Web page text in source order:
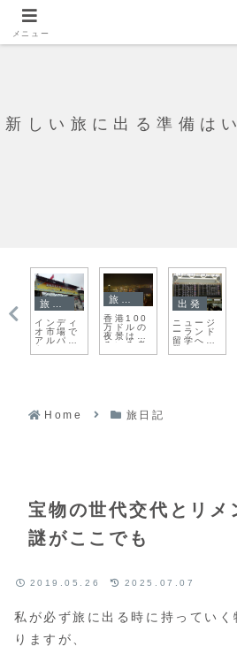
新しい旅に出る準備は
インディ
オ市場で
アルパカ
を
香港100
万ドルの
夜景はい
ろいろ考
え過ぎて
出発
ニュージ
ーランド
留学へ出
発！
Home 旅日記
宝物の世代交代とリメ
謎がここでも
2019.05.26 2025.07.07
私が必ず旅に出る時に持ってい
りますが、
メニュー